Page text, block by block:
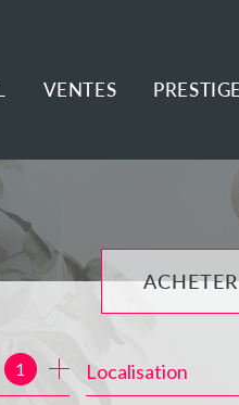
VENTES PRESTIGE
ACHETER
de l'immo
1 Localisation